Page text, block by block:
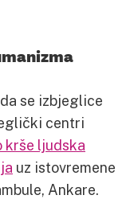
se izbjeglice
centri
krše ljudska
uz istovremene
Ankare.